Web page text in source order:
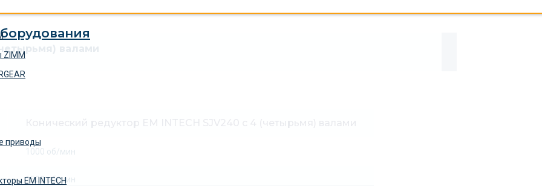
ZIMM
приводы
EM INTECH
валами
1000 об/мин
1500 об/мин